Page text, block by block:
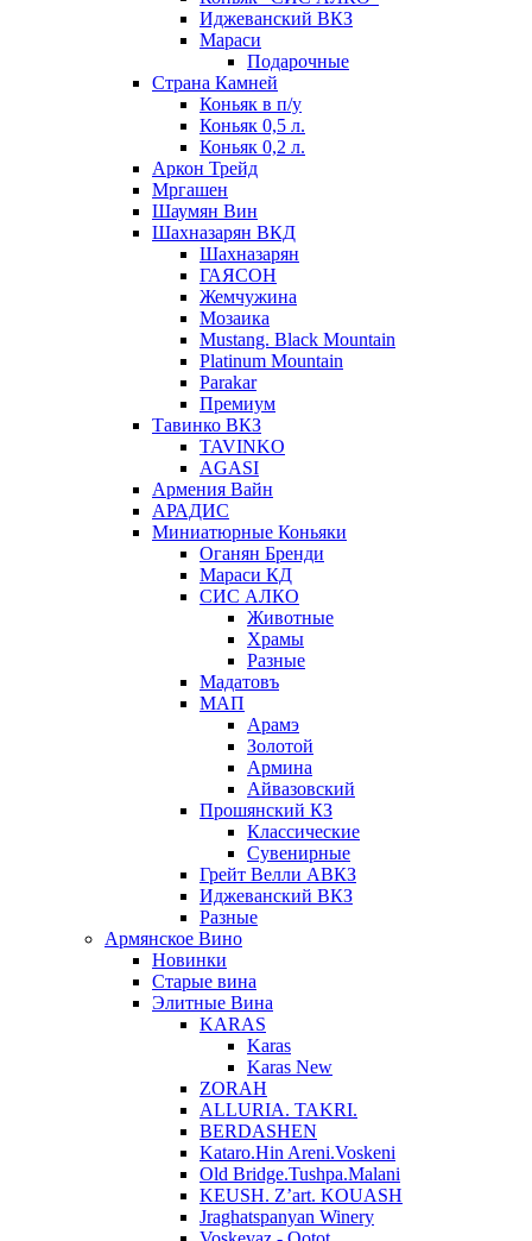
Иджеванский ВКЗ
Мараси
Подарочные
Страна Камней
Коньяк в п/у
Коньяк 0,5 л.
Коньяк 0,2 л.
Аркон Трейд
Мргашен
Шаумян Вин
Шахназарян ВКД
Шахназарян
ГАЯСОН
Жемчужина
Мозаика
Mustang. Black Mountain
Platinum Mountain
Parakar
Премиум
Тавинко ВКЗ
TAVINKO
AGASI
Армения Вайн
АРАДИС
Миниатюрные Коньяки
Оганян Бренди
Мараси КД
СИС АЛКО
Животные
Храмы
Разные
Мадатовъ
МАП
Арамэ
Золотой
Армина
Айвазовский
Прошянский КЗ
Классические
Сувенирные
Грейт Велли АВКЗ
Иджеванский ВКЗ
Разные
Армянское Вино
Новинки
Старые вина
Элитные Вина
KARAS
Karas
Karas New
ZORAH
ALLURIA. TAKRI.
BERDASHEN
Kataro.Hin Areni.Voskeni
Old Bridge.Tushpa.Malani
KEUSH. Z’art. KOUASH
Jraghatspanyan Winery